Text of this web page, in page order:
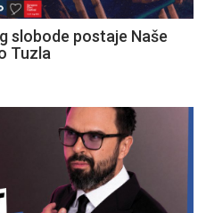
slobode postaje Naše
Tuzla